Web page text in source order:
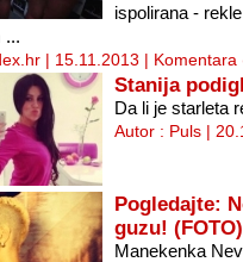
ispolirana -
...
| 15.11.2013 | Komentara
Stanija
Da li je starleta
Autor : Puls |
Pogledajte:
guzu! (FOTO)
Manekenka